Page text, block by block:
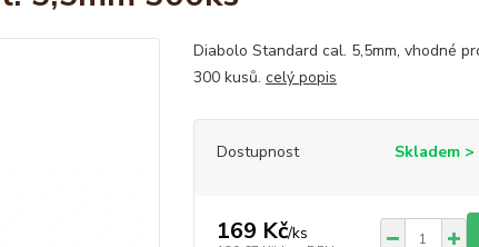
Diabolo Standard cal. 5,5mm, vhodné
300 kusů. celý popis
Dostupnost Skladem >
169 Kč/ks